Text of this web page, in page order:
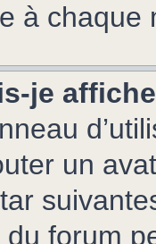
à chaque
je
un
du forum